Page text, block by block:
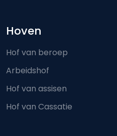
Hoven
Hof van beroep
Arbeidshof
Hof van assisen
Hof van Cassatie